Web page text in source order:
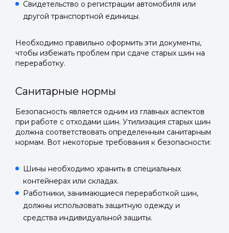
Войти в
Мы отправим код для входа на ваш
номер телефона.
Отправить код
Отправьте заявку через мессенджер-бот — магазины
AI-оценка прямо в чате.
Telegram
или подайте через форму на сайте
Войти в ЛК и заполнить форму
Отправьте заявку через мессенджер-бот — магазины
AI-оценка прямо в чате.
Telegram
или подайте через форму на сайте
Войти в ЛК и заполнить форму
Свидетельство о регистрации автомобиля или
другой транспортной единицы.
Необходимо правильно оформить эти документы,
чтобы избежать проблем при сдаче старых шин на
переработку.
Санитарные нормы
Безопасность является одним из главных аспектов
при работе с отходами шин. Утилизация старых шин
должна соответствовать определенным санитарным
нормам. Вот некоторые требования к безопасности:
Шины необходимо хранить в специальных
контейнерах или складах.
Работники, занимающиеся переработкой шин,
должны использовать защитную одежду и
средства индивидуальной защиты.